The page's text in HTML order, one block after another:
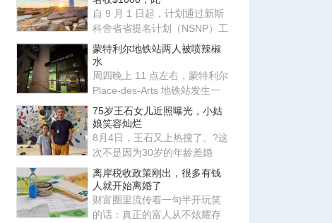
自 9 月 1 日起，计划通过新斯
科舍省省提名计划（NSNP）工
作类别申请移民的外国人需缴
蒙特利尔地铁站两人被喷辣椒
水
周四晚上 11 点左右，蒙特利尔
Place-des-Arts 地铁站发生一
起肢体冲突，事件升级导致
75岁王石女儿近照曝光，小姑
娘笑容灿烂
8月4日，王石又上热搜了。?这
次不是因为30岁的年龄差婚
姻，也不是因为田朴珺又说了
什
离岸税收政策刚出，很多有钱
人就开始离婚了
财富圈里流传着一句半开玩笑
的话：真正的富人从不炫耀存